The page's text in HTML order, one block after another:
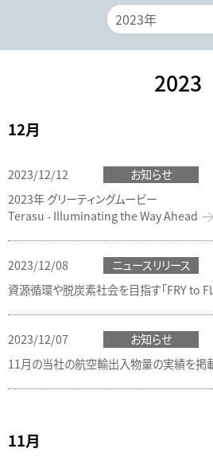
2023
12月
2023/12/12
お知らせ
2023年 グリーティングムービー
Terasu - Illuminating the Way Ahead
2023/12/08
ニュースリリース
資源循環や脱炭素社会を目指す「FRY to
2023/12/07
お知らせ
11月の当社の航空輸出入物量の実績を掲
11月